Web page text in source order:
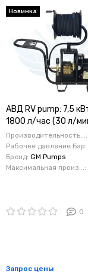
Новинка
АВД RV pump: 7,5
1800 л/час (30 л/
wheel/30 Hose Reel
protect
Производительность...:
Рабочее давление Бар:
Бренд: GM Pumps
Максимальная произ...:
0
Запрос цены